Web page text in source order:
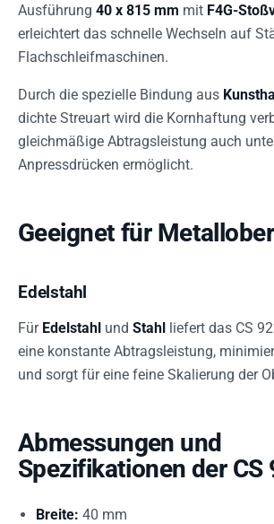
Ausführung 40 x 815 mm mit F4G-
erleichtert das schnelle Wechseln auf
Flachschleifmaschinen.
Durch die spezielle Bindung aus
dichte Streuart wird die Kornhaftung
gleichmäßige Abtragsleistung auch
Anpressdrücken ermöglicht.
Geeignet für
Edelstahl
Für Edelstahl und Stahl liefert das CS
eine konstante Abtragsleistung,
und sorgt für eine feine Skalierung der
Abmessungen und
Spezifikationen der CS
Breite: 40 mm